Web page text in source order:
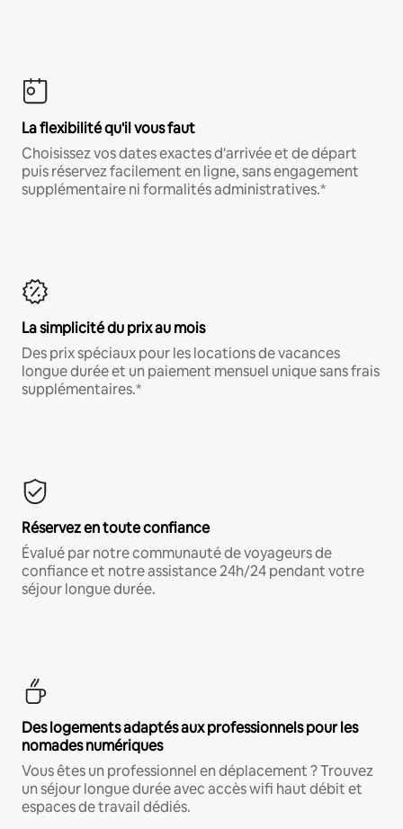
La flexibilité qu'il vous faut
Choisissez vos dates exactes d'arrivée et de départ
puis réservez facilement en ligne, sans engagement
supplémentaire ni formalités administratives.*
La simplicité du prix au mois
Des prix spéciaux pour les locations de vacances
longue durée et un paiement mensuel unique sans frais
supplémentaires.*
Réservez en toute confiance
Évalué par notre communauté de voyageurs de
confiance et notre assistance 24h/24 pendant votre
séjour longue durée.
Des logements adaptés aux professionnels pour les
nomades numériques
Vous êtes un professionnel en déplacement ? Trouvez
un séjour longue durée avec accès wifi haut débit et
espaces de travail dédiés.